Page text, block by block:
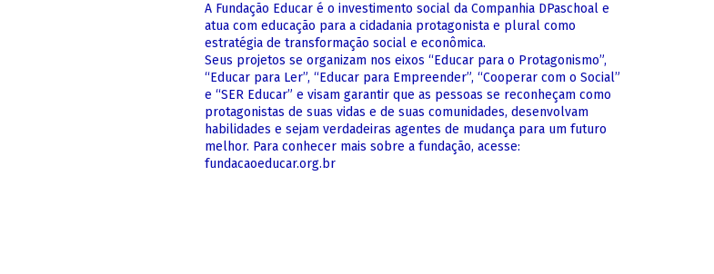
A Fundação Educar é o investimento social da Companhia DPaschoal e
atua com educação para a cidadania protagonista e plural como
estratégia de transformação social e econômica.
Seus projetos se organizam nos eixos “Educar para o Protagonismo”,
“Educar para Ler”, “Educar para Empreender”, “Cooperar com o Social”
e “SER Educar” e visam garantir que as pessoas se reconheçam como
protagonistas de suas vidas e de suas comunidades, desenvolvam
habilidades e sejam verdadeiras agentes de mudança para um futuro
melhor. Para conhecer mais sobre a fundação, acesse:
fundacaoeducar.org.br